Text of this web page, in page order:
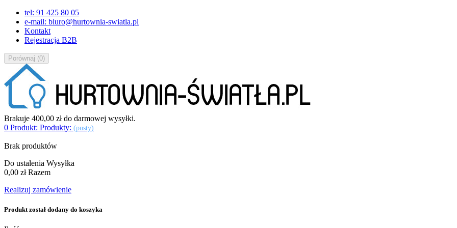
tel: 91 425 80 05
e-mail: biuro@hurtownia-swiatla.pl
Kontakt
Rejestracja B2B
Porównaj (0)
Brakuje 400,00 złdo darmowej wysyłki.
0 Produkt: Produkty: (pusty)
Brak produktów
Do ustalenia Wysyłka
0,00 zł Razem
Realizuj zamówienie
Produkt został dodany do koszyka